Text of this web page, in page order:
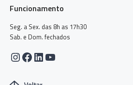
Funcionamento
Seg. a Sex. das 8h as 17h30
Sab. e Dom. fechados
Instagram
Facebook
LinkedIn
Youtube